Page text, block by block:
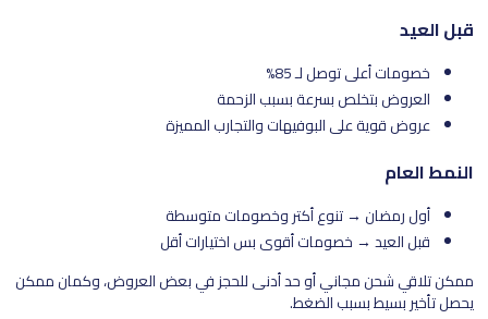
قبل العيد
خصومات أعلى توصل لـ 85%
العروض بتخلص بسرعة بسبب الزحمة
عروض قوية على البوفيهات والتجارب المميزة
النمط العام
أول رمضان → تنوع أكتر وخصومات متوسطة
قبل العيد → خصومات أقوى بس اختيارات أقل
ممكن تلاقي شحن مجاني أو حد أدنى للحجز في بعض العروض، وكمان ممكن
يحصل تأخير بسيط بسبب الضغط.